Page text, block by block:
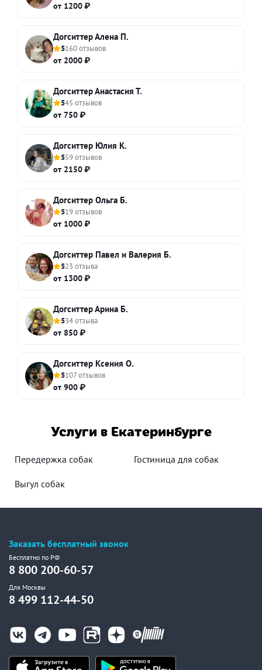
от 1200 ₽
Догситтер Алена П.
5160 отзывов
от 2000 ₽
Догситтер Анастасия Т.
545 отзывов
от 750 ₽
Догситтер Юлия К.
559 отзывов
от 2150 ₽
Догситтер Ольга Б.
519 отзывов
от 1000 ₽
Догситтер Павел и Валерия Б.
523 отзыва
от 1300 ₽
Догситтер Арина Б.
534 отзыва
от 850 ₽
Догситтер Ксения О.
5107 отзывов
от 900 ₽
Услуги в Екатеринбурге
Передержка собак Гостиница для собак
Выгул собак
Заказать бесплатный звонок
Бесплатно по РФ
8 800 200-60-57
Для Москвы
8 499 112-44-50